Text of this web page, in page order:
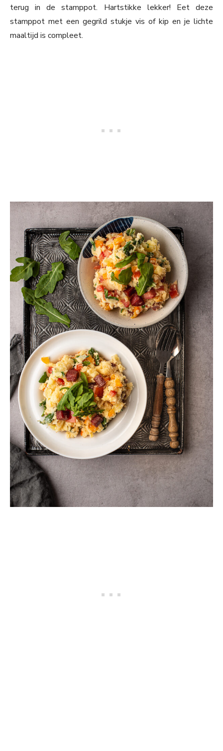
terug in de stamppot. Hartstikke lekker! Eet deze
stamppot met een gegrild stukje vis of kip en je lichte
maaltijd is compleet.